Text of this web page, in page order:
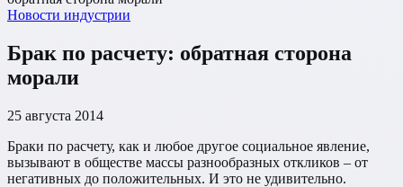
Новости индустрии
Брак по расчету: обратная сторона
морали
25 августа 2014
Браки по расчету, как и любое другое социальное явление,
вызывают в обществе массы разнообразных откликов – от
негативных до положительных. И это не удивительно.